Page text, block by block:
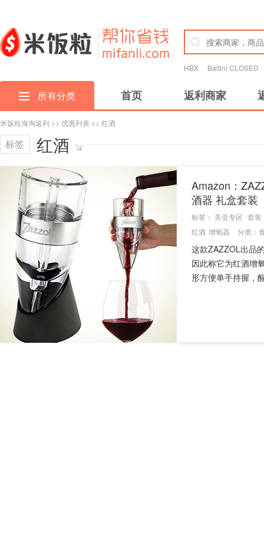
HBX Baltini CLOSED
所有分类 首页 返利商家
米饭粒海淘返利 >> 优惠列表 >> 红酒
标签 红酒
Amazon：
酒器 礼盒套装
标签： 美亚专区 套装
红酒 增氧器 分类：
这款ZAZZOL出品
因此称它为红酒增
形方便单手持握，